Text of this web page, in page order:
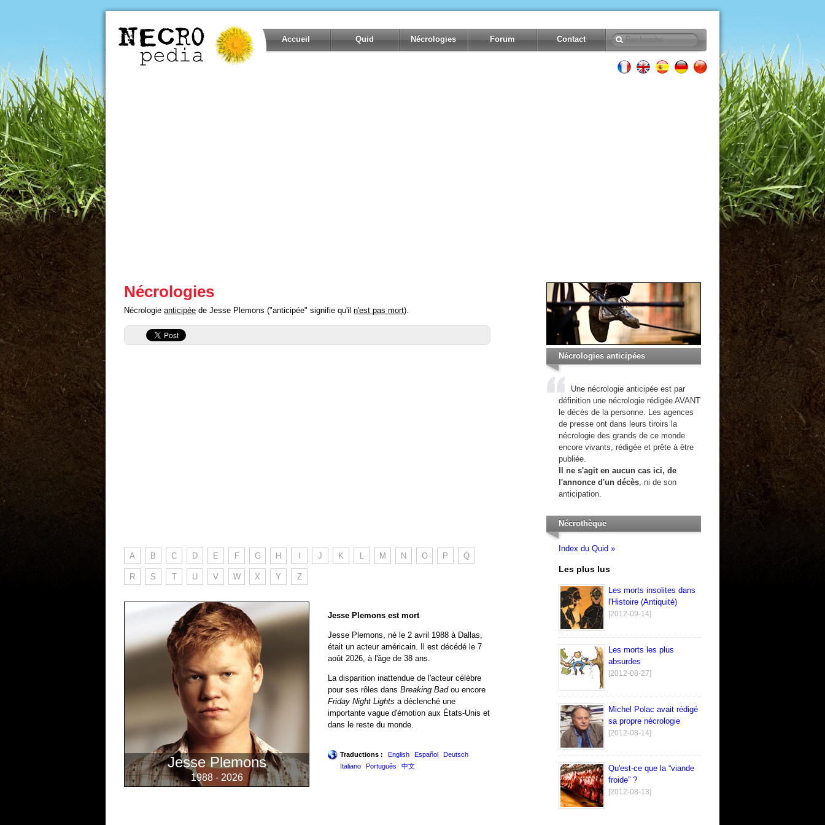
Accueil Quid Nécrologies Forum Contact
Nécrologies
Nécrologie anticipée de Jesse Plemons ("anticipée" signifie qu'il n'est pas mort).
A B C D E F G H J K L M N O P Q
R S T U V W X Y Z
Jesse Plemons
1988 - 2026
Jesse Plemons est mort
Jesse Plemons, né le 2 avril 1988 à Dallas,
était un acteur américain. Il est décédé le 7
août 2026, à l'âge de 38 ans.
La disparition inattendue de l'acteur célèbre
pour ses rôles dans Breaking Badou encore
Friday Night Lights a déclenché une
importante vague d'émotion aux États-Unis et
dans le reste du monde.
Traductions : English Español
Deutsch
Italiano
Português 中文
Nécrologies anticipées
Une nécrologie anticipée est par
définition une nécrologie rédigée AVANT
le décès de la personne. Les agences
de presse ont dans leurs tiroirs la
nécrologie des grands de ce monde
encore vivants, rédigée et prête à être
publiée.
Il ne s'agit en aucun cas ici, de
l'annonce d'un décès, ni de son
anticipation.
Nécrothèque
Index du Quid »
Les plus lus
Les morts insolites dans
l'Histoire (Antiquité)
[2012-09-14]
Les morts les plus
absurdes
[2012-08-27]
Michel Polac avait rédigé
sa propre nécrologie
[2012-08-14]
Qu'est-ce que la “viande
froide” ?
[2012-08-13]